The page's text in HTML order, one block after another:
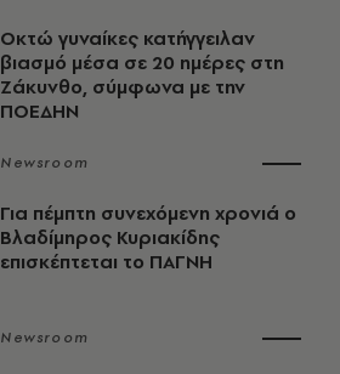
Οκτώ γυναίκες κατήγγειλαν
βιασμό μέσα σε 20 ημέρες στη
Ζάκυνθο, σύμφωνα με την
ΠΟΕΔΗΝ
Newsroom
Για πέμπτη συνεχόμενη χρονιά ο
Βλαδίμηρος Κυριακίδης
επισκέπτεται το ΠΑΓΝΗ
Newsroom